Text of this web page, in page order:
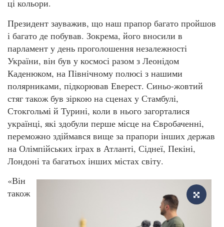
ці кольори.
Президент зауважив, що наш прапор багато пройшов
і багато де побував. Зокрема, його вносили в
парламент у день проголошення незалежності
України, він був у космосі разом з Леонідом
Каденюком, на Північному полюсі з нашими
полярниками, підкорював Еверест. Синьо-жовтий
стяг також був зіркою на сценах у Стамбулі,
Стокгольмі й Турині, коли в нього загорталися
українці, які здобули перше місце на Євробаченні,
переможно здіймався вище за прапори інших держав
на Олімпійських іграх в Атланті, Сіднеї, Пекіні,
Лондоні та багатьох інших містах світу.
«Він
також